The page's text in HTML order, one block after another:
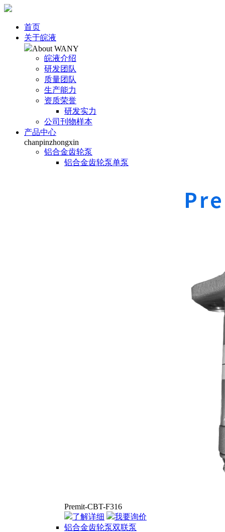
首页
关于皖液
About WANY
皖液介绍
研发团队
质量团队
生产能力
资质荣誉
研发实力
公司刊物样本
产品中心
chanpinzhongxin
铝合金齿轮泵
铝合金齿轮泵单泵
Premit-CBT-F316
了解详细
我要询价
铝合金齿轮泵双联泵